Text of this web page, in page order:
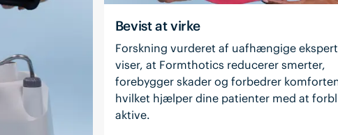
Bevist at virke
Forskning vurderet af uafhængige
viser, at Formthotics reducerer smerter,
forebygger skader og forbedrer
hvilket hjælper dine patienter med at
aktive.